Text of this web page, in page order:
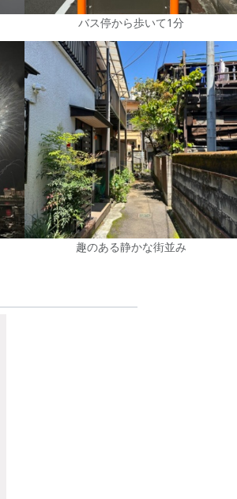
バス停から歩いて1分
趣のある静かな街並み